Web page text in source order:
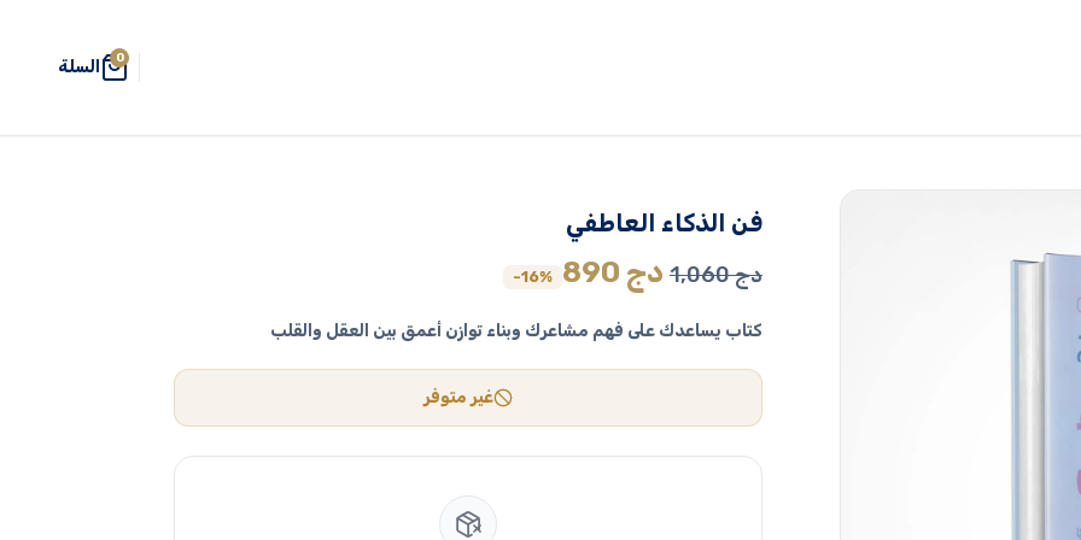
0 السلة
فن الذكاء العاطفي
1,060دج
السعر
هو:
890 دج
السعر
هو:
890 دج.
-16%
كتاب يساعدك على فهم مشاعرك وبناء توازن أعمق بين العقل والقلب
غير متوفر